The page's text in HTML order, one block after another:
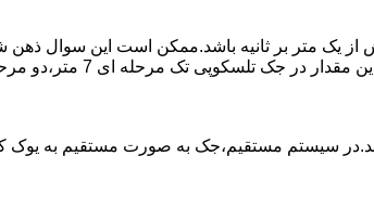
یک متر بر ثانیه باشد.ممکن است این سوال ذهن
سیستم مستقیم،جک به صورت مستقیم به